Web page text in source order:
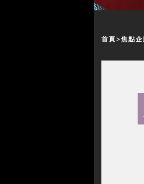
首頁 焦點企